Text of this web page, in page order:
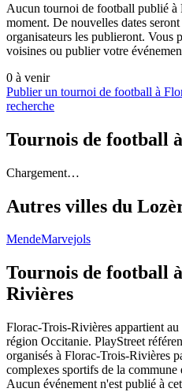
Aucun tournoi de football publié
moment. De nouvelles dates
organisateurs les publieront. Vous
voisines ou publier votre
0 à venir
Publier un tournoi de football à
recherche
Tournois de football
Chargement…
Autres villes du
MendeMarvejols
Tournois de football
Rivières
Florac-Trois-Rivières appartient
région Occitanie. PlayStreet
organisés à Florac-Trois-Rivières
complexes sportifs de la commune
Aucun événement n'est publié à